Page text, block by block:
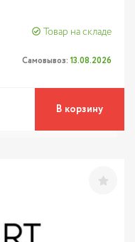
Товар на складе
Самовывоз: 13.08.2026
В корзину